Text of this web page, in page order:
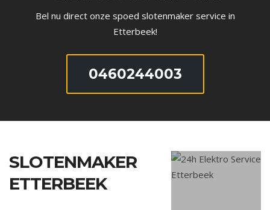
Bel nu direct onze spoed slotenmaker service in
Etterbeek!
0460244003
SLOTENMAKER
ETTERBEEK